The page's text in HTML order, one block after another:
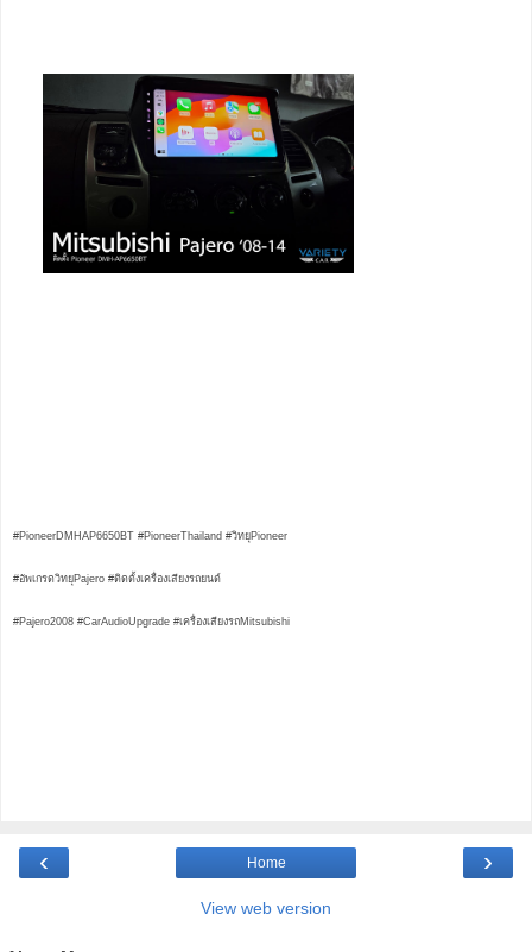
#PioneerDMHAP6650BT #PioneerThailand #วิทยุPioneer
#อัพเกรดวิทยุPajero #ติดตั้งเครื่องเสียงรถยนต์
#Pajero2008 #CarAudioUpgrade #เครื่องเสียงรถMitsubishi
‹ ›
Home
View web version